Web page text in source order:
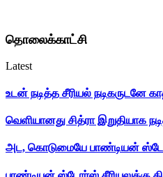
தொலைக்காட்சி
Latest
உடன் நடித்த சீரியல் நடிகருடனே
வெளியானது சித்ரா இறுதியாக
அட, கொடுமையே பாண்டியன்